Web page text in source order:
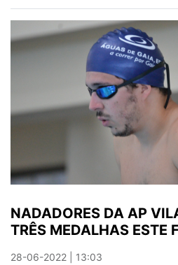
DE
UMA
ASSENTADA
MASTERS
DO
DOURO
NADADORES DA AP
TRÊS MEDALHAS ESTE
28-06-2022 | 13:03